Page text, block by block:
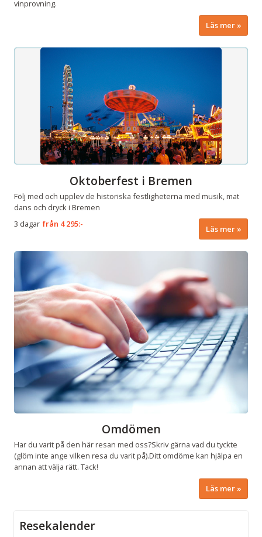
vinprovning.
Läs mer
Oktoberfest i Bremen
Följ med och upplev de historiska festligheterna med musik, mat
dans och dryck i Bremen
3 dagar från 4 295:- Läs mer
Omdömen
Har du varit på den här resan med oss?Skriv gärna vad du tyckte
(glöm inte ange vilken resa du varit på).Ditt omdöme kan hjälpa en
annan att välja rätt. Tack!
Läs mer
Resekalender